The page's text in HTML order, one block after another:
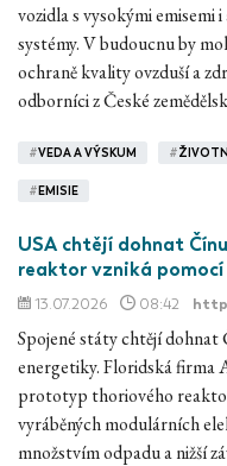
vozidla s vysokými emisemi
systémy. V budoucnu by
ochraně kvality ovzduší a
odborníci z České
#VEDA A VÝSKUM #
# EMISIE
USA chtějí dohnat
reaktor vzniká
13.07.2026 08:42
Spojené státy chtějí dohnat
energetiky. Floridská
prototyp thoriového
vyráběných modulárních
množstvím odpadu a nižší